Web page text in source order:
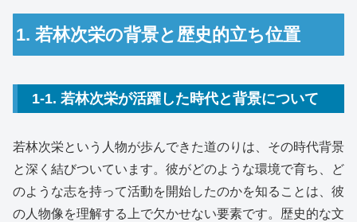
1. 若林次栄の背景と歴史的立ち位置
1-1. 若林次栄が活躍した時代と背景について
若林次栄という人物が歩んできた道のりは、その時代背景
と深く結びついています。彼がどのような環境で育ち、ど
のような志を持って活動を開始したのかを知ることは、彼
の人物像を理解する上で欠かせない要素です。歴史的な文